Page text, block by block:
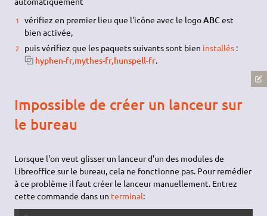
vérifiez en premier lieu que l'icône avec le logoABCest
bien activée,
puis vérifiez que les paquets suivants sont bien installés:
hyphen-fr,mythes-fr,hunspell-fr.
Impossible de créer un lanceur sur
le bureau
Lorsque l'on veut glisser un lanceur d'un des modules de
Libreoffice sur le bureau, cela ne fonctionne pas. Pour remédier
à ce problème il faut créer le lanceur manuellement. Entrez
cette commande dans un terminal: